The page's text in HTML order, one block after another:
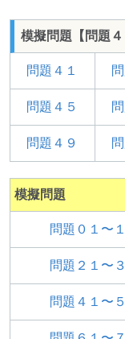
模擬問題【問題４
問題４１
問題４５
問題４９
模擬問題
問題０１〜
問題２１〜
問題４１〜